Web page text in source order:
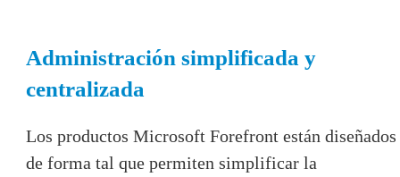
Administración simplificada y
centralizada
Los productos Microsoft Forefront están diseñados
de forma tal que permiten simplificar la